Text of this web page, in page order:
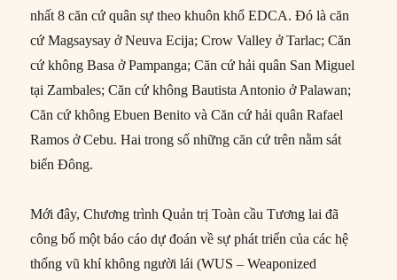
nhất 8 căn cứ quân sự theo khuôn khổ EDCA. Đó là căn
cứ Magsaysay ở Neuva Ecija; Crow Valley ở Tarlac; Căn
cứ không Basa ở Pampanga; Căn cứ hải quân San Miguel
tại Zambales; Căn cứ không Bautista Antonio ở Palawan;
Căn cứ không Ebuen Benito và Căn cứ hải quân Rafael
Ramos ở Cebu. Hai trong số những căn cứ trên nằm sát
biển Đông.
Mới đây, Chương trình Quản trị Toàn cầu Tương lai đã
công bố một báo cáo dự đoán về sự phát triển của các hệ
thống vũ khí không người lái (WUS – Weaponized